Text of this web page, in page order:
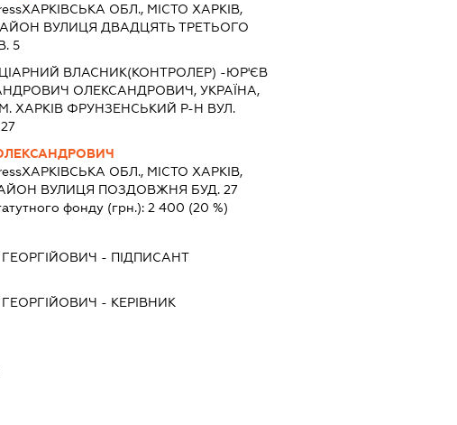
ХАРКІВСЬКА ОБЛ., МІСТО ХАРКІВ,
ВУЛИЦЯ ДВАДЦЯТЬ ТРЕТЬОГО
5
ВЛАСНИК(КОНТРОЛЕР) -ЮР'ЄВ
ОЛЕКСАНДРОВИЧ, УКРАЇНА,
ХАРКІВ ФРУНЗЕНСЬКИЙ Р-Н ВУЛ.
ХАРКІВСЬКА ОБЛ., МІСТО ХАРКІВ,
ВУЛИЦЯ ПОЗДОВЖНЯ БУД. 27
фонду (грн.): 2 400 (20 %)
- ПІДПИСАНТ
- КЕРІВНИК